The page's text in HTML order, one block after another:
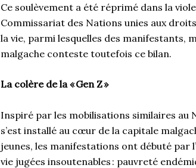
Ce soulèvement a été réprimé dans la
Commissariat des Nations unies aux
la vie, parmi lesquelles des manifestants,
malgache conteste toutefois ce bilan.
La colère de la « Gen Z »
Inspiré par les mobilisations similaires au
s’est installé au cœur de la capitale
jeunes, les manifestations ont débuté par
vie jugées insoutenables : pauvreté